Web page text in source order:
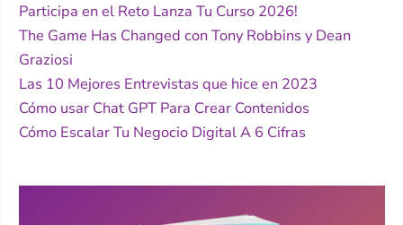
Participa en el Reto Lanza Tu Curso 2026!
The Game Has Changed con Tony Robbins y Dean
Graziosi
Las 10 Mejores Entrevistas que hice en 2023
Cómo usar Chat GPT Para Crear Contenidos
Cómo Escalar Tu Negocio Digital A 6 Cifras